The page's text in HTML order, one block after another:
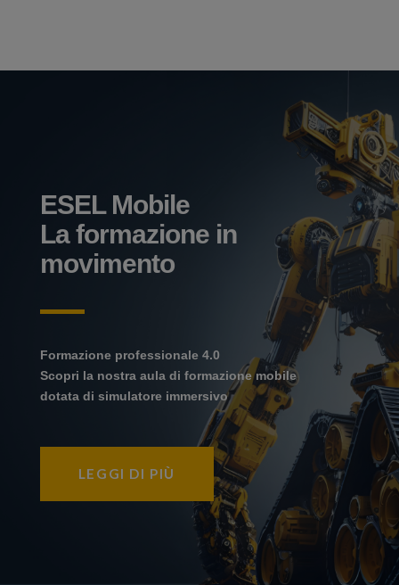
ESEL Mobile
La formazione in
movimento
Formazione professionale 4.0
Scopri la nostra aula di formazione mobile
dotata di simulatore immersivo
LEGGI DI PIÙ